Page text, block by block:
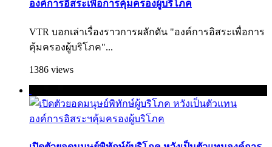
องค์การอิสระเพื่อการคุ้มครองผู้บริโภค
VTR บอกเล่าเรื่องราวการผลักดัน "องค์การอิสระเพื่อการ
คุ้มครองผู้บริ­โภค"...
1386 views